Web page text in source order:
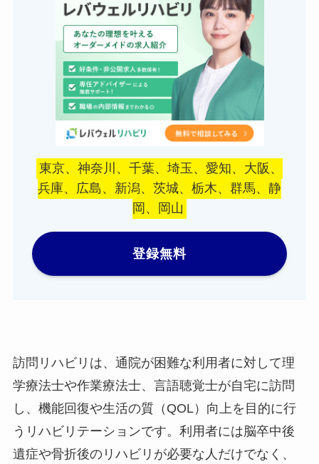
東京、神奈川、千葉、埼玉、愛知、大阪、
兵庫、広島、新潟、茨城、栃木、群馬、静
岡、岡山
登録無料
訪問リハビリは、通院が困難な利用者に対して理
学療法士や作業療法士、言語聴覚士が自宅に訪問
し、機能回復や生活の質（QOL）向上を目的に行
うリハビリテーションです。利用者には脳卒中後
遺症や骨折後のリハビリが必要な人だけでなく、